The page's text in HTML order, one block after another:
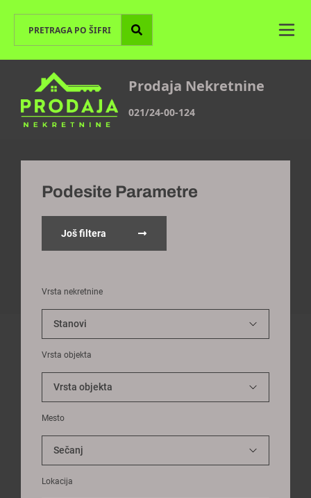
Prodaja Nekretnine
021/24-00-124
Podesite Parametre
Još filtera
Vrsta nekretnine
Vrsta objekta
Mesto
Lokacija